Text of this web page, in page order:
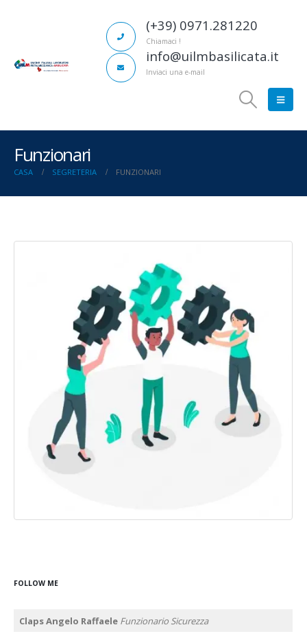
(+39) 0971.281220
Chiamaci !
info@uilmbasilicata.it
Inviaci una e-mail
Funzionari
CASA SEGRETERIA FUNZIONARI
FOLLOW ME
Claps Angelo Raffaele Funzionario Sicurezza